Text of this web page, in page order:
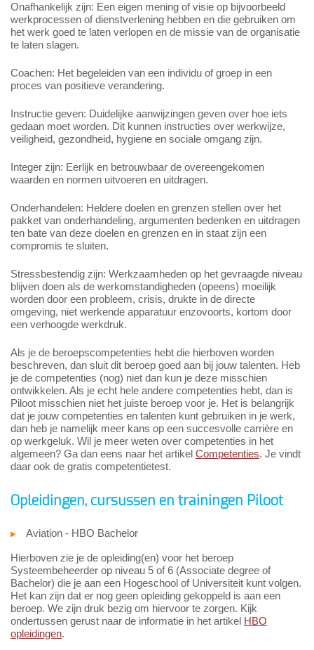
Onafhankelijk zijn: Een eigen mening of visie op bijvoorbeeld
werkprocessen of dienstverlening hebben en die gebruiken om
het werk goed te laten verlopen en de missie van de organisatie
te laten slagen.
Coachen: Het begeleiden van een individu of groep in een
proces van positieve verandering.
Instructie geven: Duidelijke aanwijzingen geven over hoe iets
gedaan moet worden. Dit kunnen instructies over werkwijze,
veiligheid, gezondheid, hygiene en sociale omgang zijn.
Integer zijn: Eerlijk en betrouwbaar de overeengekomen
waarden en normen uitvoeren en uitdragen.
Onderhandelen: Heldere doelen en grenzen stellen over het
pakket van onderhandeling, argumenten bedenken en uitdragen
ten bate van deze doelen en grenzen en in staat zijn een
compromis te sluiten.
Stressbestendig zijn: Werkzaamheden op het gevraagde niveau
blijven doen als de werkomstandigheden (opeens) moeilijk
worden door een probleem, crisis, drukte in de directe
omgeving, niet werkende apparatuur enzovoorts, kortom door
een verhoogde werkdruk.
Als je de beroepscompetenties hebt die hierboven worden
beschreven, dan sluit dit beroep goed aan bij jouw talenten. Heb
je de competenties (nog) niet dan kun je deze misschien
ontwikkelen. Als je echt hele andere competenties hebt, dan is
Piloot misschien niet het juiste beroep voor je. Het is belangrijk
dat je jouw competenties en talenten kunt gebruiken in je werk,
dan heb je namelijk meer kans op een succesvolle carrière en
op werkgeluk. Wil je meer weten over competenties in het
algemeen? Ga dan eens naar het artikel Competenties. Je vindt
daar ook de gratis competentietest.
Opleidingen, cursussen en trainingen Piloot
Aviation - HBO Bachelor
Hierboven zie je de opleiding(en) voor het beroep
Systeembeheerder op niveau 5 of 6 (Associate degree of
Bachelor) die je aan een Hogeschool of Universiteit kunt volgen.
Het kan zijn dat er nog geen opleiding gekoppeld is aan een
beroep. We zijn druk bezig om hiervoor te zorgen. Kijk
ondertussen gerust naar de informatie in het artikel HBO
opleidingen.